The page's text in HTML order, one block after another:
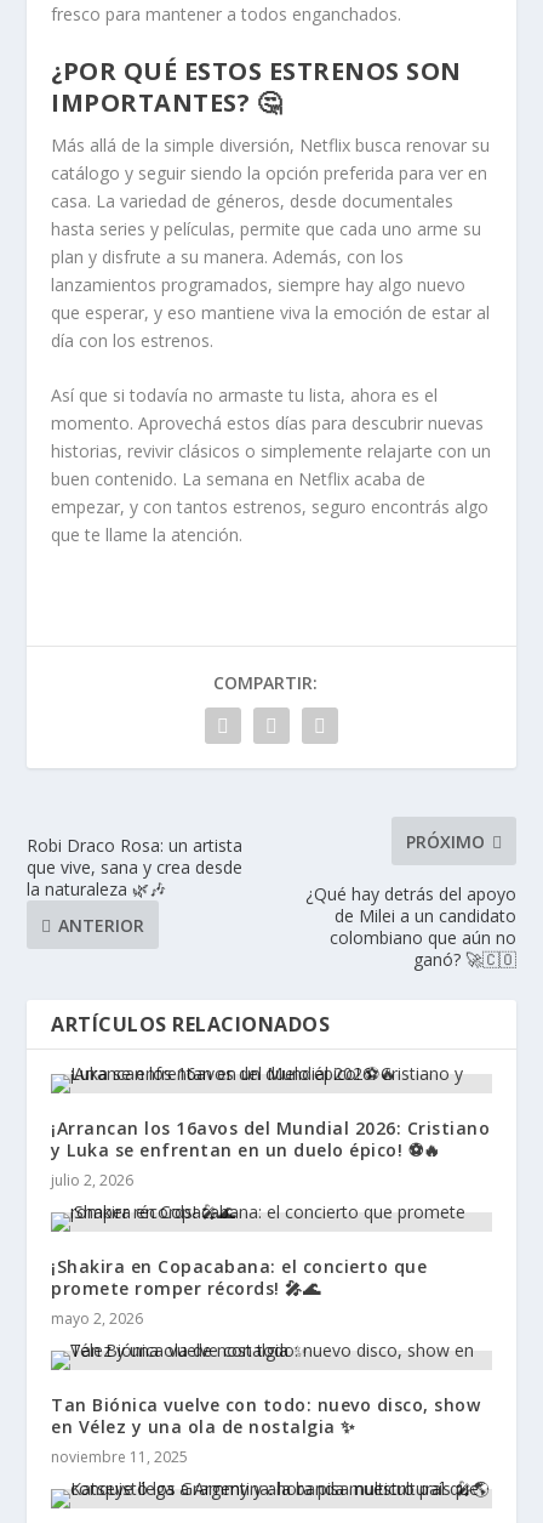
fresco para mantener a todos enganchados.
¿POR QUÉ ESTOS ESTRENOS SON
IMPORTANTES? 🤔
Más allá de la simple diversión, Netflix busca renovar su
catálogo y seguir siendo la opción preferida para ver en
casa. La variedad de géneros, desde documentales
hasta series y películas, permite que cada uno arme su
plan y disfrute a su manera. Además, con los
lanzamientos programados, siempre hay algo nuevo
que esperar, y eso mantiene viva la emoción de estar al
día con los estrenos.
Así que si todavía no armaste tu lista, ahora es el
momento. Aprovechá estos días para descubrir nuevas
historias, revivir clásicos o simplemente relajarte con un
buen contenido. La semana en Netflix acaba de
empezar, y con tantos estrenos, seguro encontrás algo
que te llame la atención.
COMPARTIR:
Robi Draco Rosa: un artista
que vive, sana y crea desde
la naturaleza 🌿🎶
ANTERIOR
PRÓXIMO
¿Qué hay detrás del apoyo
de Milei a un candidato
colombiano que aún no
ganó? 🚀🇨🇴
ARTÍCULOS RELACIONADOS
¡Arrancan los 16avos del Mundial 2026: Cristiano
y Luka se enfrentan en un duelo épico! ⚽🔥
julio 2, 2026
¡Shakira en Copacabana: el concierto que
promete romper récords! 🎤🌊
mayo 2, 2026
Tan Biónica vuelve con todo: nuevo disco, show
en Vélez y una ola de nostalgia ✨
noviembre 11, 2025